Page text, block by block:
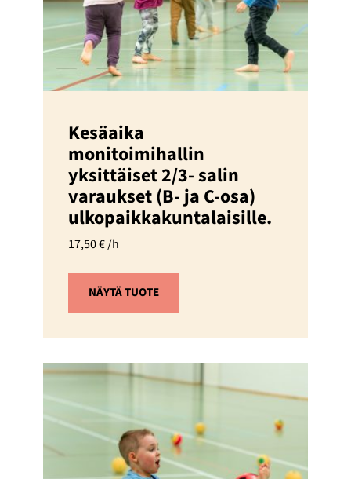
Kesäaika
monitoimihallin
yksittäiset 2/3- salin
varaukset (B- ja C-osa)
ulkopaikkakuntalaisille.
17,50€/h
NÄYTÄ TUOTE